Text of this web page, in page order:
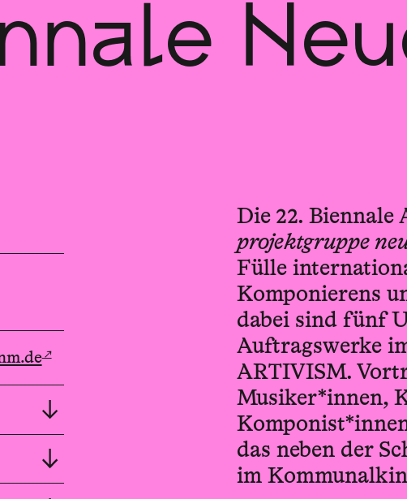
↗
Die 22. Biennale
projektgruppe
Fülle
Komponierens
dabei sind fünf
Auftragswerke
ARTIVISM.
Musiker*innen,
das neben der
im